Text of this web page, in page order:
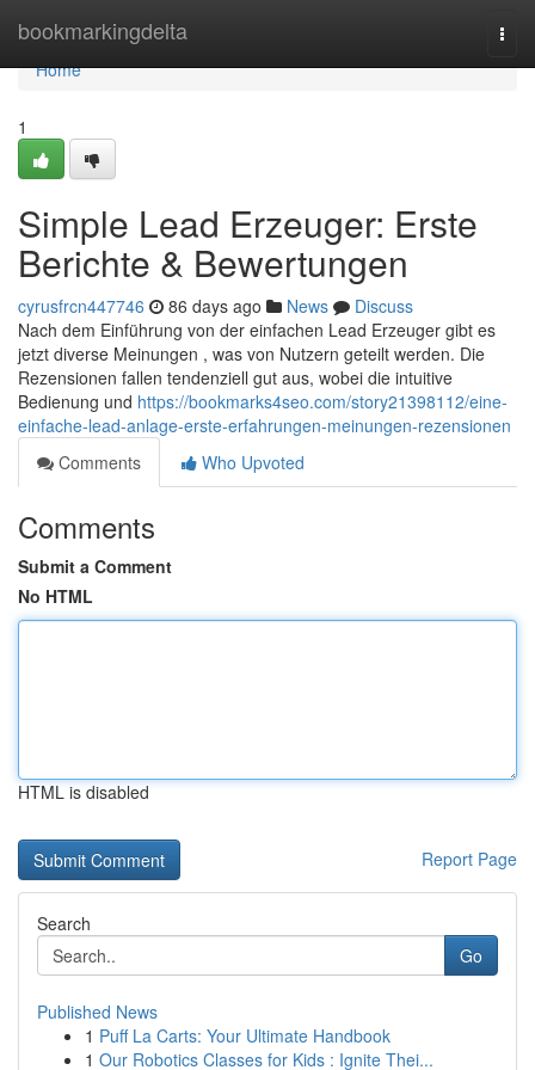
bookmarkingdelta
Home
Home
1
Simple Lead Erzeuger: Erste
Berichte & Bewertungen
cyrusfrcn447746 86 days ago News
Discuss
Nach dem Einführung von der einfachen Lead Erzeuger gibt es
jetzt diverse Meinungen , was von Nutzern geteilt werden. Die
Rezensionen fallen tendenziell gut aus, wobei die intuitive
Bedienung und https://bookmarks4seo.com/story21398112/eine-
einfache-lead-anlage-erste-erfahrungen-meinungen-rezensionen
Comments
Who Upvoted
Comments
Submit a Comment
No HTML
HTML is disabled
Report Page
Search
Go
Published News
1 Puff La Carts: Your Ultimate Handbook
1 Our Robotics Classes for Kids : Ignite Thei...